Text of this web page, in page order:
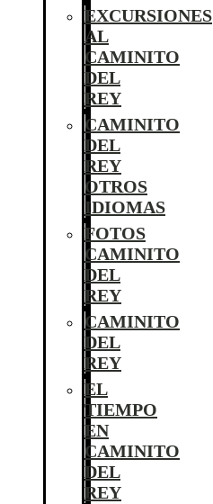
EXCURSIONES
AL
CAMINITO
DEL
REY
CAMINITO
DEL
REY
OTROS
IDIOMAS
FOTOS
CAMINITO
DEL
REY
CAMINITO
DEL
REY
EL
TIEMPO
EN
CAMINITO
DEL
REY